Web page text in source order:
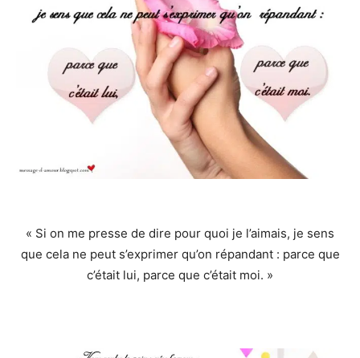
« Si on me presse de dire pour quoi je l’aimais, je sens
que cela ne peut s’exprimer qu’on répandant : parce que
c’était lui, parce que c’était moi. »